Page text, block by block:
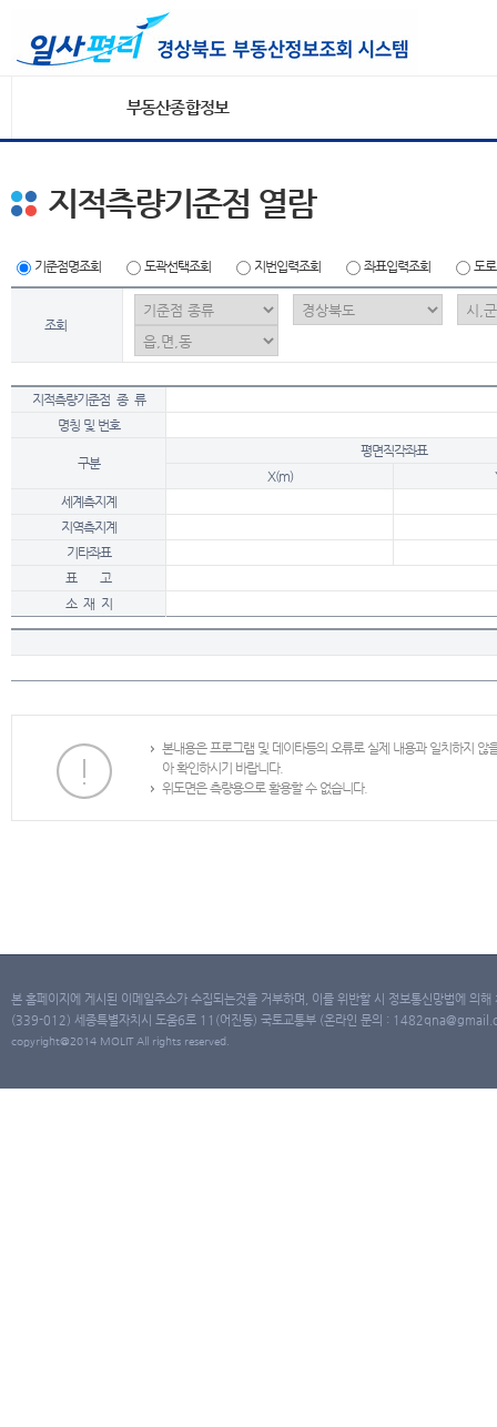
부동산종합정보
지적측량기준점 열람
기준점명조회 도곽선택조회 지번입력조회 좌표입력조회 도
조회
지적측량기준점 종 류
명칭 및 번호
구분
평면직각좌표
X(m)
세계측지계
지역측지계
기타좌표
표 고
소 재 지
본내용은 프로그램 및 데이타등의 오류로 실제 내용과 일치하지
아 확인하시기 바랍니다.
위도면은 측량용으로 활용할 수 없습니다.
본 홈페이지에 게시된 이메일주소가 수집되는것을 거부하며, 이를 위반할 시 정보통신망법에 의
(339-012) 세종특별자치시 도움6로 11(어진동) 국토교통부 (온라인 문의 :
copyright@2014 MOLIT All rights reserved.